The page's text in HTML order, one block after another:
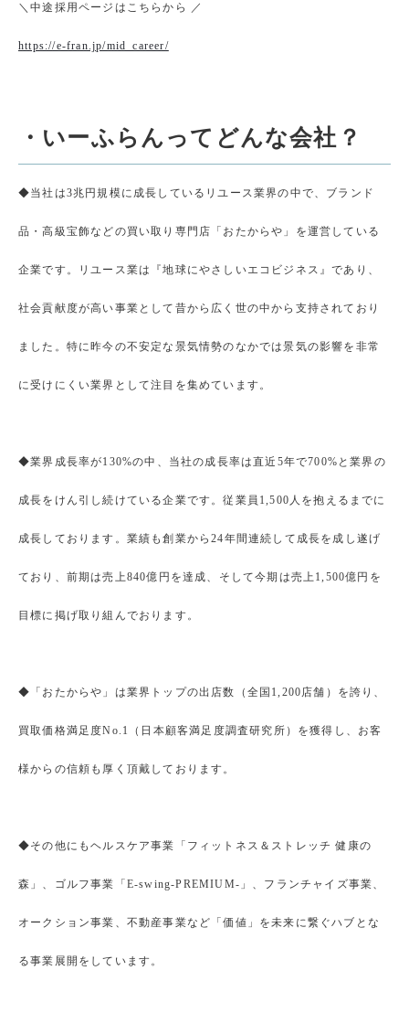
＼中途採用ページはこちらから ／
https://e-fran.jp/mid_career/
・いーふらんってどんな会社？
◆当社は3兆円規模に成長しているリユース業界の中で、ブランド
品・高級宝飾などの買い取り専門店「おたからや」を運営している
企業です。リユース業は『地球にやさしいエコビジネス』であり、
社会貢献度が高い事業として昔から広く世の中から支持されており
ました。特に昨今の不安定な景気情勢のなかでは景気の影響を非常
に受けにくい業界として注目を集めています。
◆業界成長率が130%の中、当社の成長率は直近5年で700%と業界の
成長をけん引し続けている企業です。従業員1,500人を抱えるまでに
成長しております。業績も創業から24年間連続して成長を成し遂げ
ており、前期は売上840億円を達成、そして今期は売上1,500億円を
目標に掲げ取り組んでおります。
◆「おたからや」は業界トップの出店数（全国1,200店舗）を誇り、
買取価格満足度No.1（日本顧客満足度調査研究所）を獲得し、お客
様からの信頼も厚く頂戴しております。
◆その他にもヘルスケア事業「フィットネス＆ストレッチ 健康の
森」、ゴルフ事業「E-swing-PREMIUM-」、フランチャイズ事業、
オークション事業、不動産事業など「価値」を未来に繋ぐハブとな
る事業展開をしています。